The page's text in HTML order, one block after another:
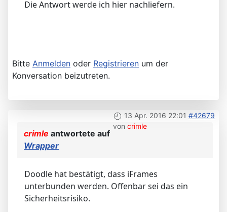
Die Antwort werde ich hier nachliefern.
Bitte Anmelden oder Registrieren um der
Konversation beizutreten.
13 Apr. 2016 22:01 #42679
von crimle
crimle antwortete auf
Wrapper
Doodle hat bestätigt, dass iFrames
unterbunden werden. Offenbar sei das ein
Sicherheitsrisiko.